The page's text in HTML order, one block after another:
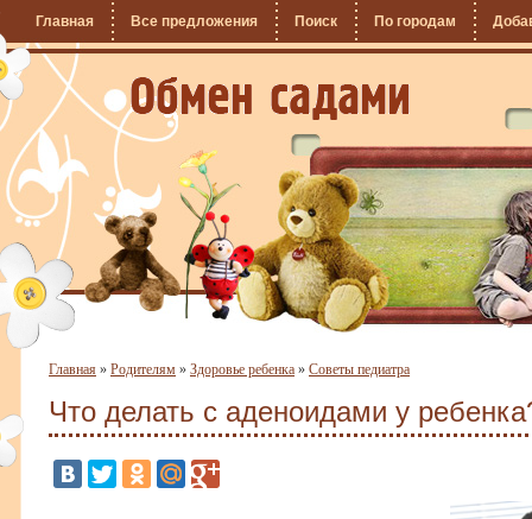
Главная Все предложения Поиск По городам
Главная » Родителям » Здоровье ребенка » Советы педиатра
Что делать с аденоидами у